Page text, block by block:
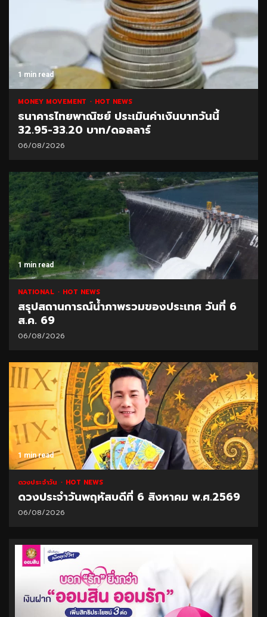
1 min read
MONEY MOVEMENT HOT NEWS
ธนาคารไทยพาณิชย์ ประเมินค่าเงินบาทวันนี้
32.95-33.20 บาท/ดอลลาร์
06/08/2026
1 min read
NATIONAL HOT NEWS
สรุปสถานการณ์น้ำภาพรวมของประเทศ วันที่ 6
ส.ค. 69
06/08/2026
1 min read
ดวงประจำวัน HOT NEWS
ดวงประจำวันพฤหัสบดีที่ 6 สิงหาคม พ.ศ.2569
06/08/2026